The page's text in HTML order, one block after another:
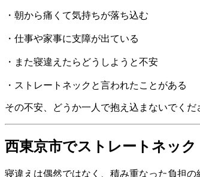
・朝から痛くて気持ちが落ち込む
・仕事や家事に支障が出ている
・また寝違えたらどうしようと不安
・ストレートネックと言われたことがある
その不安、どうか一人で抱え込まないでくだ
西東京市でストレートネッ
寝違えは偶然ではなく、積み重なった負担の